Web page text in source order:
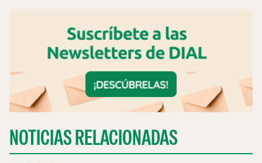
NOTICIAS RELACIONADAS